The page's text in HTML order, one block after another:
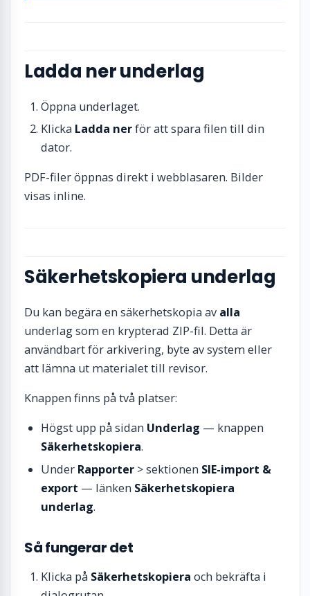
Ladda ner underlag
Öppna underlaget.
Klicka Ladda nerför att spara filen till din
dator.
PDF-filer öppnas direkt i webblasaren. Bilder
visas inline.
Säkerhetskopiera underlag
Du kan begära en säkerhetskopia av alla
underlag som en krypterad ZIP-fil. Detta är
användbart för arkivering, byte av system eller
att lämna ut materialet till revisor.
Knappen finns på två platser:
Högst upp på sidan Underlag — knappen
Säkerhetskopiera.
Under Rapporter > sektionen SIE-import &
export — länken Säkerhetskopiera
underlag.
Så fungerar det
Klicka på Säkerhetskopiera och bekräfta i